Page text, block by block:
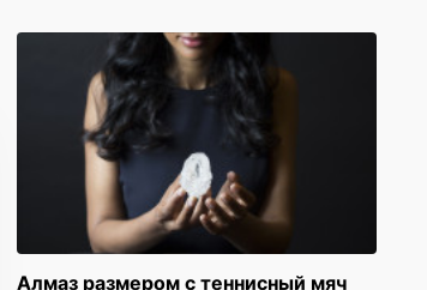
Алмаз размером с теннисный мяч